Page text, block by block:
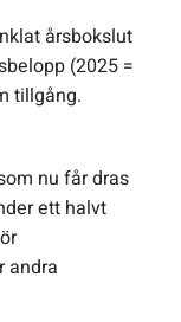
årsbokslut
(2025 =
tillgång.
nu får dras
ett halvt
andra